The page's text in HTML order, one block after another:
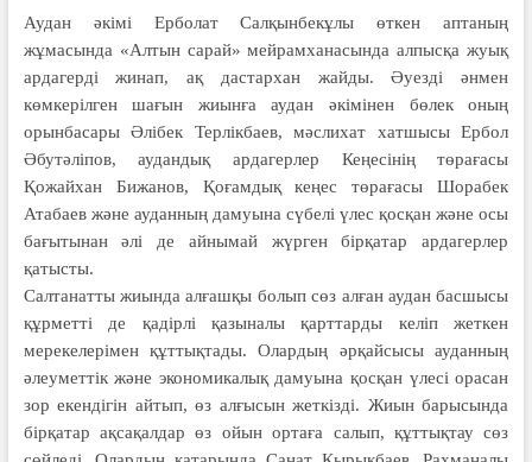
Аудан әкімі Ерболат Салқынбекұлы өткен аптаның
жұмасында «Алтын сарай» мейрамханасында алпысқа жуық
ардагерді жинап, ақ дастархан жайды. Әуезді әнмен
көмкерілген шағын жиынға аудан әкімінен бөлек оның
орынбасары Әлібек Терлікбаев, мәслихат хатшысы Ербол
Әбутәліпов, аудандық ардагерлер Кеңесінің төрағасы
Қожайхан Бижанов, Қоғамдық кеңес төрағасы Шорабек
Атабаев және ауданның дамуына сүбелі үлес қосқан және осы
бағытынан әлі де айнымай жүрген бірқатар ардагерлер
қатысты.
Салтанатты жиында алғашқы болып сөз алған аудан басшысы
құрметті де қадірлі қазыналы қарттарды келіп жеткен
мерекелерімен құттықтады. Олардың әрқайсысы ауданның
әлеуметтік және экономикалық дамуына қосқан үлесі орасан
зор екендігін айтып, өз алғысын жеткізді. Жиын барысында
бірқатар ақсақалдар өз ойын ортаға салып, құттықтау сөз